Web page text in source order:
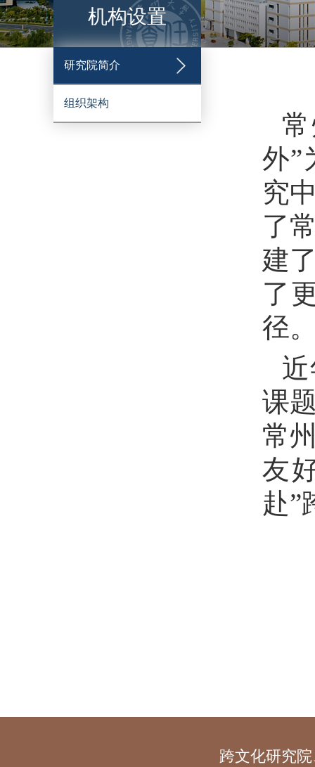
机构设置
研究院简介
组织架构
外”
究
了
建
了
径
课
常
友
赴”